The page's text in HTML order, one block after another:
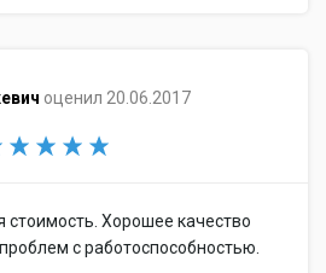
оценил 20.06.2017
стоимость. Хорошее качество
с работоспособностью.